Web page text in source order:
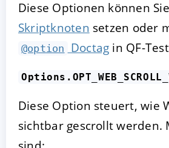
Diese Optionen können
Skriptknoten setzen oder
@option Doctag in QF-
Diese Option steuert, wie
sichtbar gescrollt werden.